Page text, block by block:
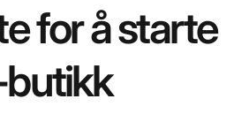
for å starte